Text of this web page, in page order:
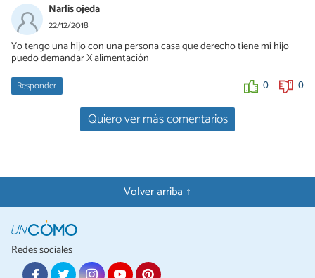
Narlis ojeda
22/12/2018
Yo tengo una hijo con una persona casa que derecho tiene mi hijo
puedo demandar X alimentación
Responder 0 0
Quiero ver más comentarios
Volver arriba ↑
Redes sociales